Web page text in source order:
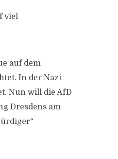
viel
auf dem
In der Nazi-
Nun will die AfD
Dresdens am